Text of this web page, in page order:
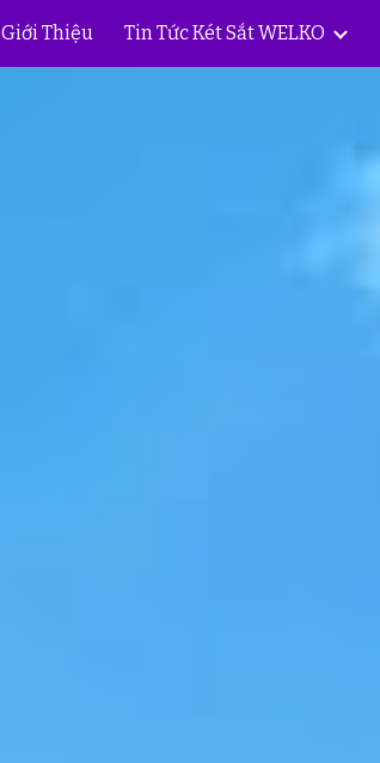
Skip to navigation
Giới Thiệu Tin Tức Két Sắt WELKO